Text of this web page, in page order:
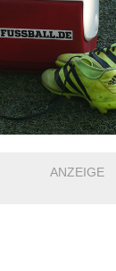
ANZEIGE